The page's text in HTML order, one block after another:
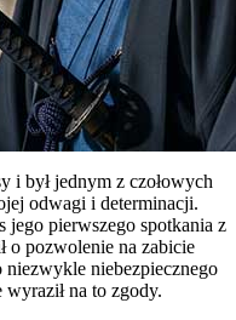
i był jednym z czołowych
odwagi i determinacji.
jego pierwszego spotkania z
o pozwolenie na zabicie
niebezpiecznego
wyraził na to zgody.